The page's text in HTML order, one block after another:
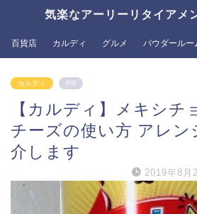
気楽なアーリーリタイアメ
百貨店 カルディ グルメ パウダールー
カルディ PR
【カルディ】メキシチ
チーズの使い方 アレン
介します
2019年8月